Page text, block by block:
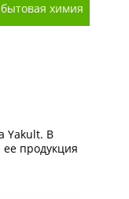
химия
Yakult. В
продукция